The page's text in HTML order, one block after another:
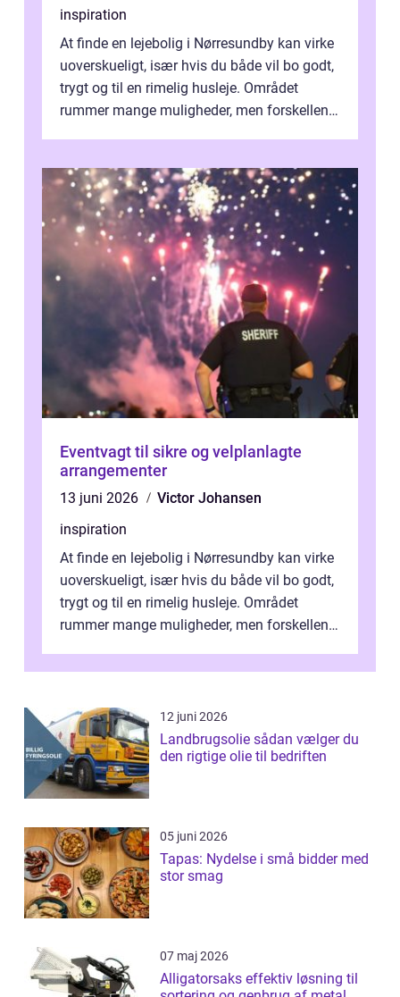
inspiration
At finde en lejebolig i Nørresundby kan virke
uoverskueligt, især hvis du både vil bo godt,
trygt og til en rimelig husleje. Området
rummer mange muligheder, men forskellene
Eventvagt til sikre og velplanlagte
arrangementer
13 juni 2026
Victor Johansen
inspiration
At finde en lejebolig i Nørresundby kan virke
uoverskueligt, især hvis du både vil bo godt,
trygt og til en rimelig husleje. Området
rummer mange muligheder, men forskellene
12 juni 2026
Landbrugsolie sådan vælger du
den rigtige olie til bedriften
05 juni 2026
Tapas: Nydelse i små bidder med
stor smag
07 maj 2026
Alligatorsaks effektiv løsning til